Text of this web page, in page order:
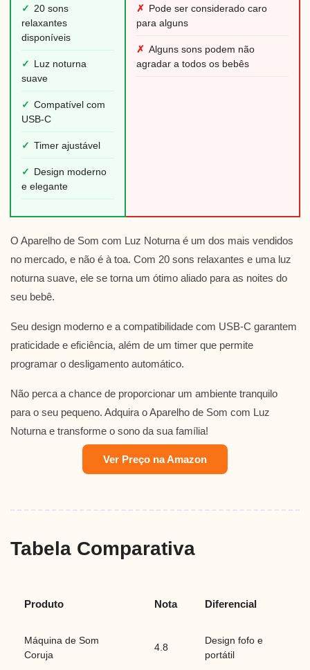
✓ 20 sons
relaxantes
disponíveis
✓
Luz noturna
suave
✓ Compatível com
USB-C
✓ Timer ajustável
✓
Design moderno
e elegante
✗ Pode ser considerado caro
para alguns
✗ Alguns sons podem não
agradar a todos os bebês
O Aparelho de Som com Luz Noturna é um dos mais vendidos
no mercado, e não é à toa. Com 20 sons relaxantes e uma luz
noturna suave, ele se torna um ótimo aliado para as noites do
seu bebê.
Seu design moderno e a compatibilidade com USB-C garantem
praticidade e eficiência, além de um timer que permite
programar o desligamento automático.
Não perca a chance de proporcionar um ambiente tranquilo
para o seu pequeno. Adquira o Aparelho de Som com Luz
Noturna e transforme o sono da sua família!
Ver Preço na Amazon
Tabela Comparativa
Produto Nota Diferencial
Máquina de Som
Coruja
4.8
Design fofo e
portátil